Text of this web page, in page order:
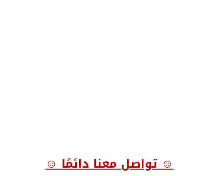
☺ تواصل معنا دائمًا ☺